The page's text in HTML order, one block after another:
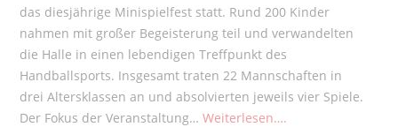
das diesjährige Minispielfest statt. Rund 200 Kinder
nahmen mit großer Begeisterung teil und verwandelten
die Halle in einen lebendigen Treffpunkt des
Handballsports. Insgesamt traten 22 Mannschaften in
drei Altersklassen an und absolvierten jeweils vier Spiele.
Der Fokus der Veranstaltung… Weiterlesen….